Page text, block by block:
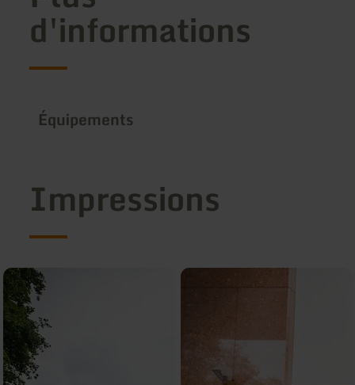
d'informations
Équipements
Impressions